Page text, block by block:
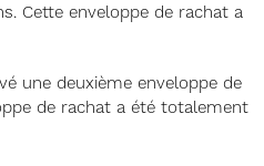
Cette enveloppe de rachat a
une deuxième enveloppe de
de rachat a été totalement